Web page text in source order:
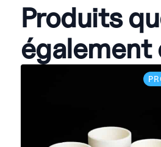
Produits
également